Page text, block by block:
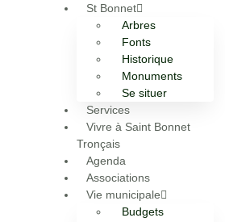
St Bonnet
Arbres
Fonts
Historique
Monuments
Se situer
Services
Vivre à Saint Bonnet
Tronçais
Agenda
Associations
Vie municipale
Budgets